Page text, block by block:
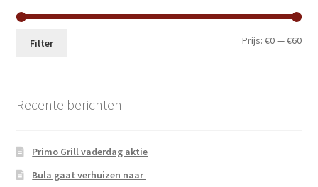
Min.
Filter Prijs:€0—€60
Recente berichten
Primo Grill vaderdag aktie
Bula gaat verhuizen naar